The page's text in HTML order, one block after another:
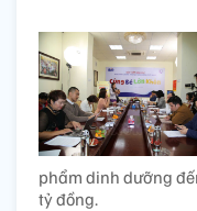
phẩm dinh dưỡng
tỷ đồng.